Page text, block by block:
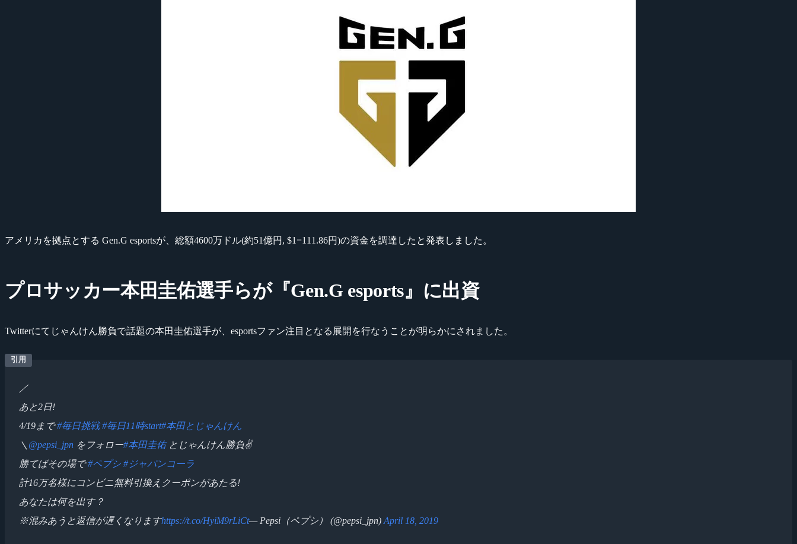
アメリカを拠点とする Gen.G esportsが、総額4600万ドル(約51億円, $1=111.86円)の資金を調達したと発表しました。
プロサッカー本田圭佑選手らが『Gen.G esports』に出資
Twitterにてじゃんけん勝負で話題の本田圭佑選手が、esportsファン注目となる展開を行なうことが明らかにされました。
／
あと2日!
4/19まで#毎日挑戦 #毎日11時start#本田とじゃんけん
＼ @pepsi_jpn をフォロー#本田圭佑とじゃんけん勝負✌
勝てばその場で#ペプシ #ジャパンコーラ
計16万名様にコンビニ無料引換えクーポンがあたる!
あなたは何を出す？
※混みあうと返信が遅くなりますhttps://t.co/HyiM9rLiCt— Pepsi（ペプシ） (@pepsi_jpn) April 18, 2019